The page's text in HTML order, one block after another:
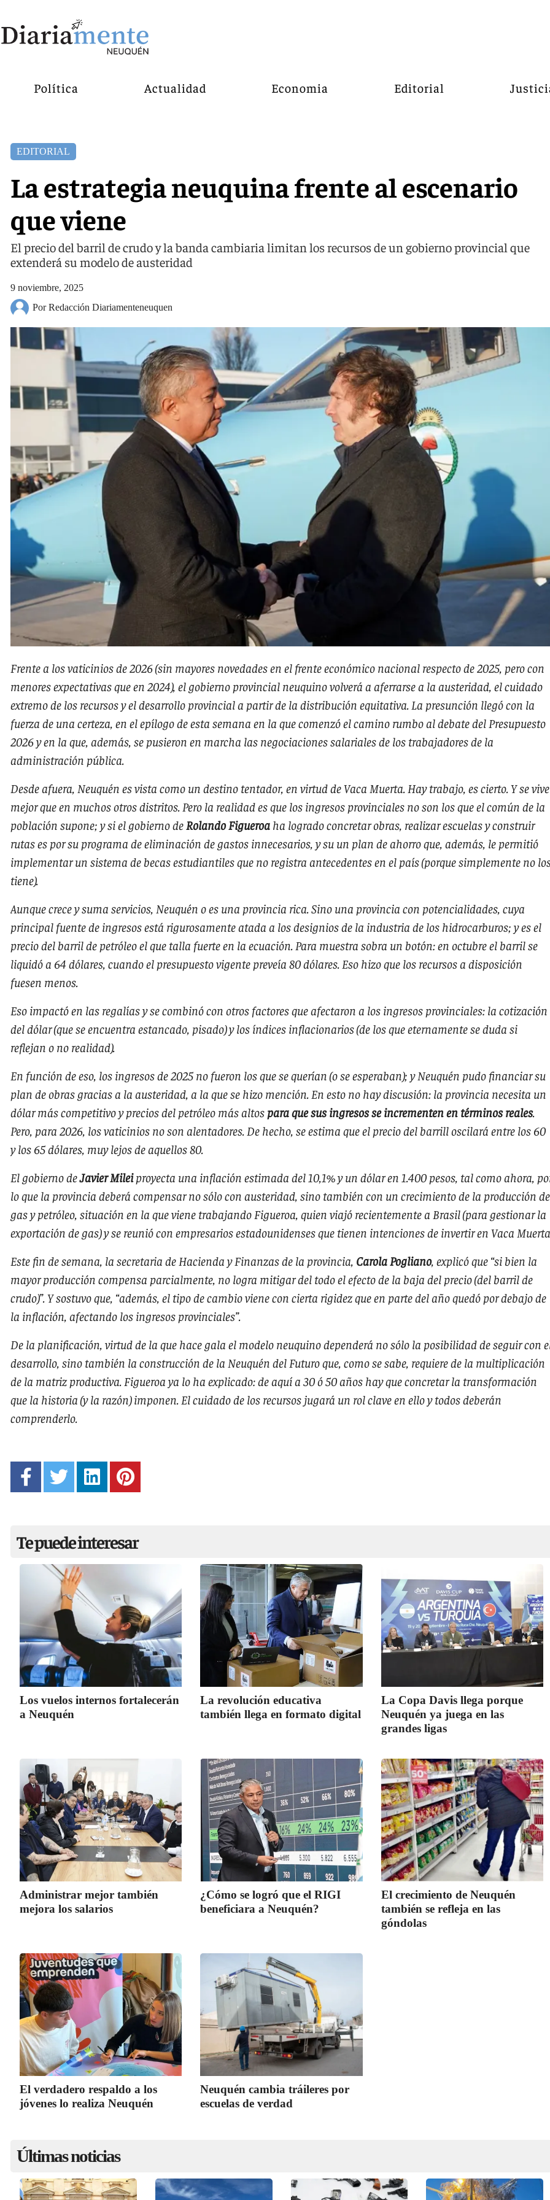
Política Actualidad Economia Editorial
EDITORIAL
La estrategia neuquina frente al escenario
que viene
El precio del barril de crudo y la banda cambiaria limitan los recursos de un gobierno provincial que
extenderá su modelo de austeridad
9 noviembre, 2025
Por Redacción Diariamenteneuquen
Frente a los vaticinios de 2026 (sin mayores novedades en el frente económico nacional respecto de 2025, pero con
menores expectativas que en 2024), el gobierno provincial neuquino volverá a aferrarse a la austeridad, el cuidado
extremo de los recursos y el desarrollo provincial a partir de la distribución equitativa. La presunción llegó con la
fuerza de una certeza, en el epílogo de esta semana en la que comenzó el camino rumbo al debate del Presupuesto
2026 y en la que, además, se pusieron en marcha las negociaciones salariales de los trabajadores de la
administración pública.
Desde afuera, Neuquén es vista como un destino tentador, en virtud de Vaca Muerta. Hay trabajo, es cierto. Y se vive
mejor que en muchos otros distritos. Pero la realidad es que los ingresos provinciales no son los que el común de la
población supone; y si el gobierno deRolando Figueroa ha logrado concretar obras, realizar escuelas y construir
rutas es por su programa de eliminación de gastos innecesarios, y su un plan de ahorro que, además, le permitió
implementar un sistema de becas estudiantiles que no registra antecedentes en el país (porque simplemente no
tiene).
Aunque crece y suma servicios, Neuquén o es una provincia rica. Sino una provincia con potencialidades, cuya
principal fuente de ingresos está rigurosamente atada a los designios de la industria de los hidrocarburos; y es el
precio del barril de petróleo el que talla fuerte en la ecuación. Para muestra sobra un botón: en octubre el barril se
liquidó a 64 dólares, cuando el presupuesto vigente preveía 80 dólares. Eso hizo que los recursos a disposición
fuesen menos.
Eso impactó en las regalías y se combinó con otros factores que afectaron a los ingresos provinciales: la cotización
del dólar (que se encuentra estancado, pisado) y los índices inflacionarios (de los que eternamente se duda si
reflejan o no realidad).
En función de eso, los ingresos de 2025 no fueron los que se querían (o se esperaban); y Neuquén pudo financiar su
plan de obras gracias a la austeridad, a la que se hizo mención. En esto no hay discusión: la provincia necesita un
dólar más competitivo y precios del petróleo más altos para que sus ingresos se incrementen en términos reales.
Pero, para 2026, los vaticinios no son alentadores. De hecho, se estima que el precio del barrill oscilará entre los 60
y los 65 dólares, muy lejos de aquellos 80.
El gobierno deJavier Mileiproyecta una inflación estimada del 10,1% y un dólar en 1.400 pesos, tal como ahora,
lo que la provincia deberá compensar no sólo con austeridad, sino también con un crecimiento de la producción de
gas y petróleo, situación en la que viene trabajando Figueroa, quien viajó recientemente a Brasil (para gestionar la
exportación de gas) y se reunió con empresarios estadounidenses que tienen intenciones de invertir en Vaca
Este fin de semana, la secretaria de Hacienda y Finanzas de la provincia, Carola Pogliano, explicó que “si bien la
mayor producción compensa parcialmente, no logra mitigar del todo el efecto de la baja del precio (del barril de
crudo)”. Y sostuvo que, “además, el tipo de cambio viene con cierta rigidez que en parte del año quedó por debajo de
la inflación, afectando los ingresos provinciales”.
De la planificación, virtud de la que hace gala el modelo neuquino dependerá no sólo la posibilidad de seguir con
desarrollo, sino también la construcción de la Neuquén del Futuro que, como se sabe, requiere de la multiplicación
de la matriz productiva. Figueroa ya lo ha explicado: de aquí a 30 ó 50 años hay que concretar la transformación
que la historia (y la razón) imponen. El cuidado de los recursos jugará un rol clave en ello y todos deberán
comprenderlo.
Te puede interesar
Los vuelos internos fortalecerán
a Neuquén
La revolución educativa
también llega en formato digital
La Copa Davis llega porque
Neuquén ya juega en las
grandes ligas
Administrar mejor también
mejora los salarios
¿Cómo se logró que el RIGI
beneficiara a Neuquén?
El crecimiento de Neuquén
también se refleja en las
góndolas
El verdadero respaldo a los
jóvenes lo realiza Neuquén
Neuquén cambia tráileres por
escuelas de verdad
Últimas noticias